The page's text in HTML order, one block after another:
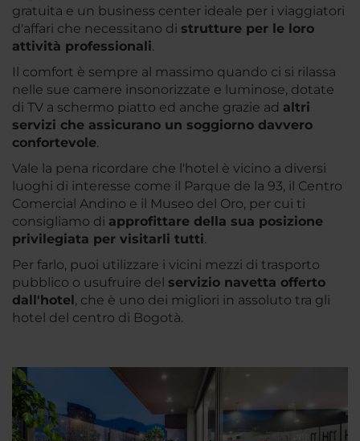
gratuita e un business center ideale per i viaggiatori
d'affari che necessitano di strutture per le loro
attività professionali.
Il comfort è sempre al massimo quando ci si rilassa
nelle sue camere insonorizzate e luminose, dotate
di TV a schermo piatto ed anche grazie ad altri
servizi che assicurano un soggiorno davvero
confortevole.
Vale la pena ricordare che l'hotel è vicino a diversi
luoghi di interesse come il Parque de la 93, il Centro
Comercial Andino e il Museo del Oro, per cui ti
consigliamo di approfittare della sua posizione
privilegiata per visitarli tutti.
Per farlo, puoi utilizzare i vicini mezzi di trasporto
pubblico o usufruire del servizio navetta offerto
dall'hotel, che è uno dei migliori in assoluto tra gli
hotel del centro di Bogotà.